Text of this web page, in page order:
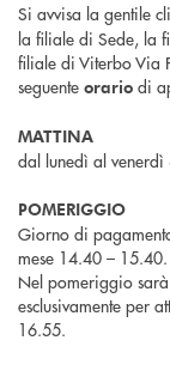
Si avvisa la gentile
la filiale di Sede, la
filiale di Viterbo Via
seguente orario di
MATTINA
dal lunedì al
POMERIGGIO
Giorno di
mese 14.40 – 15.40.
Nel pomeriggio
esclusivamente per
16.55.